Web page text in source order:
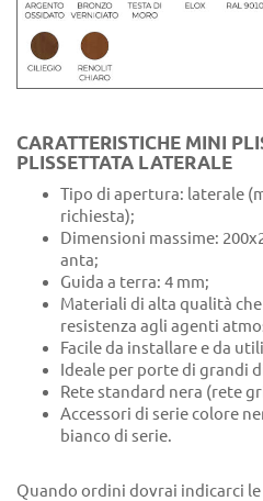
CARATTERISTICHE MINI
PLISSETTATA LATERALE
Tipo di apertura: laterale
richiesta);
Dimensioni massime:
anta;
Guida a terra: 4 mm;
Materiali di alta qualità
resistenza agli agenti
Facile da installare e da
Ideale per porte di grandi
Rete standard nera (rete
Accessori di serie colore
bianco di serie.
Quando ordini dovrai indicarci le